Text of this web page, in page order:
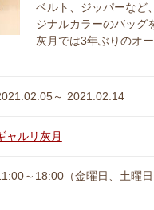
ベルト、ジッパーなど
ジナルカラーのバッグ
灰月では3年ぶりのオ
～ 2021.02.14
ャルリ灰月
～18:00（金曜日、土曜